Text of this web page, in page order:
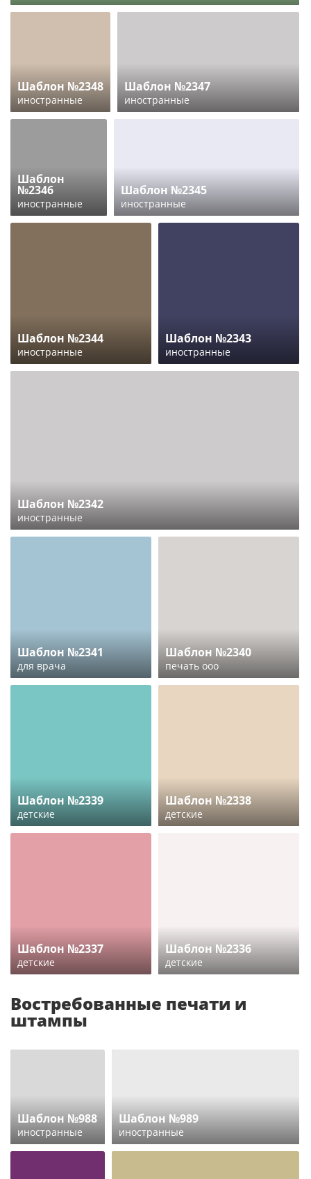
Шаблон №2348
иностранные
Шаблон №2347
иностранные
Шаблон
№2346
иностранные
Шаблон №2345
иностранные
Шаблон №2344
иностранные
Шаблон №2343
иностранные
Шаблон №2342
иностранные
Шаблон №2341
для врача
Шаблон №2340
печать ооо
Шаблон №2339
детские
Шаблон №2338
детские
Шаблон №2337
детские
Шаблон №2336
детские
Востребованные печати и
штампы
Шаблон №988
иностранные
Шаблон №989
иностранные